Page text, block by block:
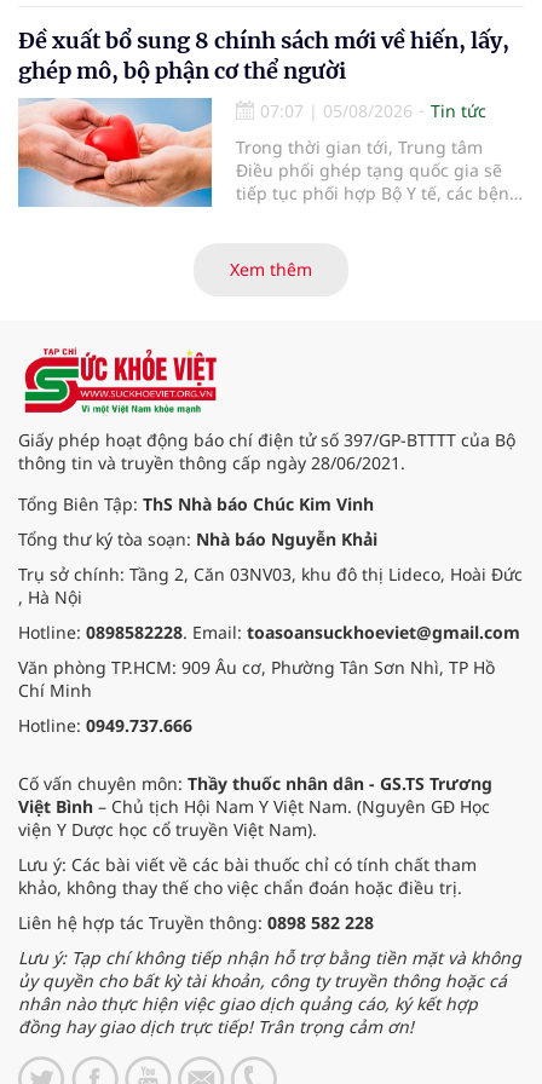
nhận 32.286.360 người, chiếm gần
30% dân số cả nước đã được khám
sức khỏe định kỳ năm nay.
Đề xuất bổ sung 8 chính sách mới về hiến, lấy,
ghép mô, bộ phận cơ thể người
07:07 | 05/08/2026
Tin tức
Trong thời gian tới, Trung tâm
Điều phối ghép tạng quốc gia sẽ
tiếp tục phối hợp Bộ Y tế, các bệnh
cường truyền thông, hoàn thiện
quy trình chuyên môn và hệ thống
Xem thêm
Giấy phép hoạt động báo chí điện tử số 397/GP-BTTTT của Bộ
thông tin và truyền thông cấp ngày 28/06/2021.
Tổng Biên Tập: ThS Nhà báo Chúc Kim Vinh
Tổng thư ký tòa soạn: Nhà báo Nguyễn Khải
Trụ sở chính: Tầng 2, Căn 03NV03, khu đô thị Lideco, Hoài Đức
, Hà Nội
Hotline: 0898582228. Email: toasoansuckhoeviet@gmail.com
Văn phòng TP.HCM: 909 Âu cơ, Phường Tân Sơn Nhì, TP Hồ
Chí Minh
Hotline: 0949.737.666
Cố vấn chuyên môn: Thầy thuốc nhân dân - GS.TS Trương
Việt Bình – Chủ tịch Hội Nam Y Việt Nam. (Nguyên GĐ Học
viện Y Dược học cổ truyền Việt Nam).
Lưu ý: Các bài viết về các bài thuốc chỉ có tính chất tham
khảo, không thay thế cho việc chẩn đoán hoặc điều trị.
Liên hệ hợp tác Truyền thông: 0898 582 228
Lưu ý: Tạp chí không tiếp nhận hỗ trợ bằng tiền mặt và không
ủy quyền cho bất kỳ tài khoản, công ty truyền thông hoặc cá
nhân nào thực hiện việc giao dịch quảng cáo, ký kết hợp
đồng hay giao dịch trực tiếp! Trân trọng cảm ơn!